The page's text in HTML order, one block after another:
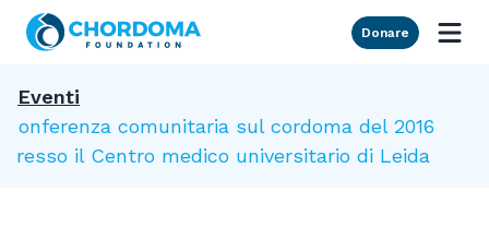
Skip to Main Content
Donare
Eventi
Conferenza comunitaria sul cordoma del 2016
presso il Centro medico universitario di Leida